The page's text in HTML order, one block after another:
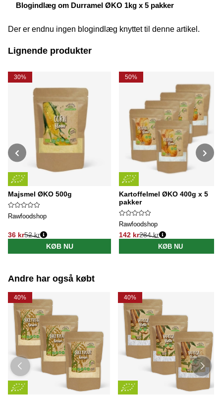
Blogindlæg om Durramel ØKO 1kg x 5 pakker
Der er endnu ingen blogindlæg knyttet til denne artikel.
Lignende produkter
30%
Majsmel ØKO 500g
Rawfoodshop
36 kr
Normalpris:
52 kr
KØB NU
50%
Kartoffelmel ØKO 400g x 5
pakker
Rawfoodshop
142 kr
Normalpris:
284 kr
KØB NU
Andre har også købt
40% 40%